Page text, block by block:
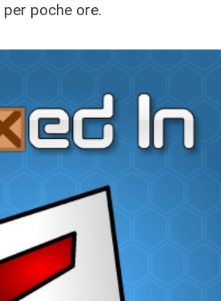
poche ore.